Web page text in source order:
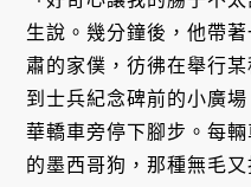
生說。幾分鐘後，他帶
肅的家僕，彷彿在舉行
到士兵紀念碑前的小廣
華轎車旁停下腳步。每
的墨西哥狗，那種無毛